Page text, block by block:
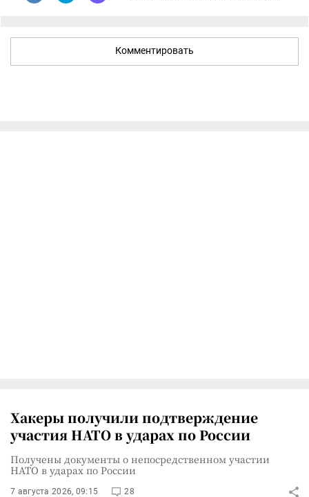
Комментировать
Хакеры получили подтверждение
участия НАТО в ударах по России
Получены документы о непосредственном участии
НАТО в ударах по России
7 августа 2026, 09:15 28